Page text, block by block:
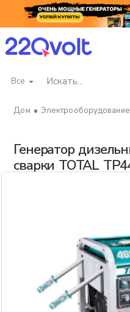
Все
Искать...
Генератор
сварки TOTAL
Электрооборудование